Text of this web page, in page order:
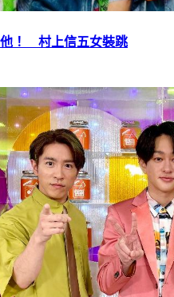
他！ 村上信五女裝跳